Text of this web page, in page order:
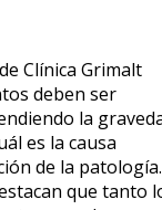
Clínica Grimalt
deben ser
la
es la causa
de la patología.
que tanto